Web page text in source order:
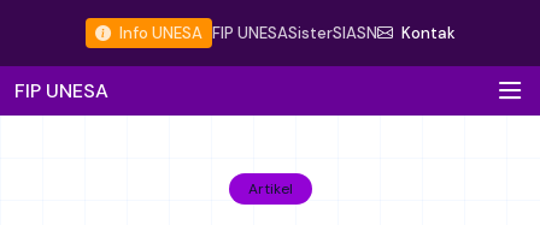
Info UNESA FIP UNESASisterSIASN Kontak
FIP UNESA
Artikel